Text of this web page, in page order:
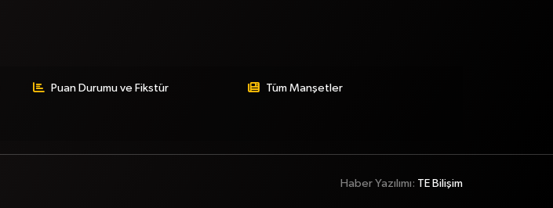
Puan Durumu ve Fikstür Tüm Manşetler
Haber Yazılımı: TE Bilişim